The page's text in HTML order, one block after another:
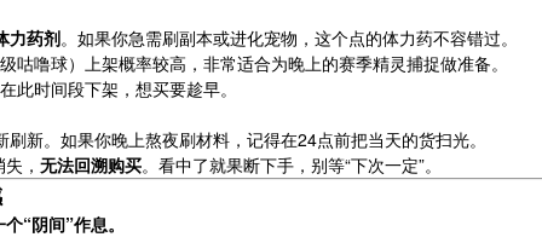
力药剂。如果你急需刷副本或进化宠物，这个点的体力药不容错过。
级咕噜球）上架概率较高，非常适合为晚上的赛季精灵捕捉做准备。
此时间段下架，想买要趁早。
刷新。如果你晚上熬夜刷材料，记得在24点前把当天的货扫光。
， 无法回溯购买。看中了就果断下手，别等“下次一定”。
“阴间”作息。